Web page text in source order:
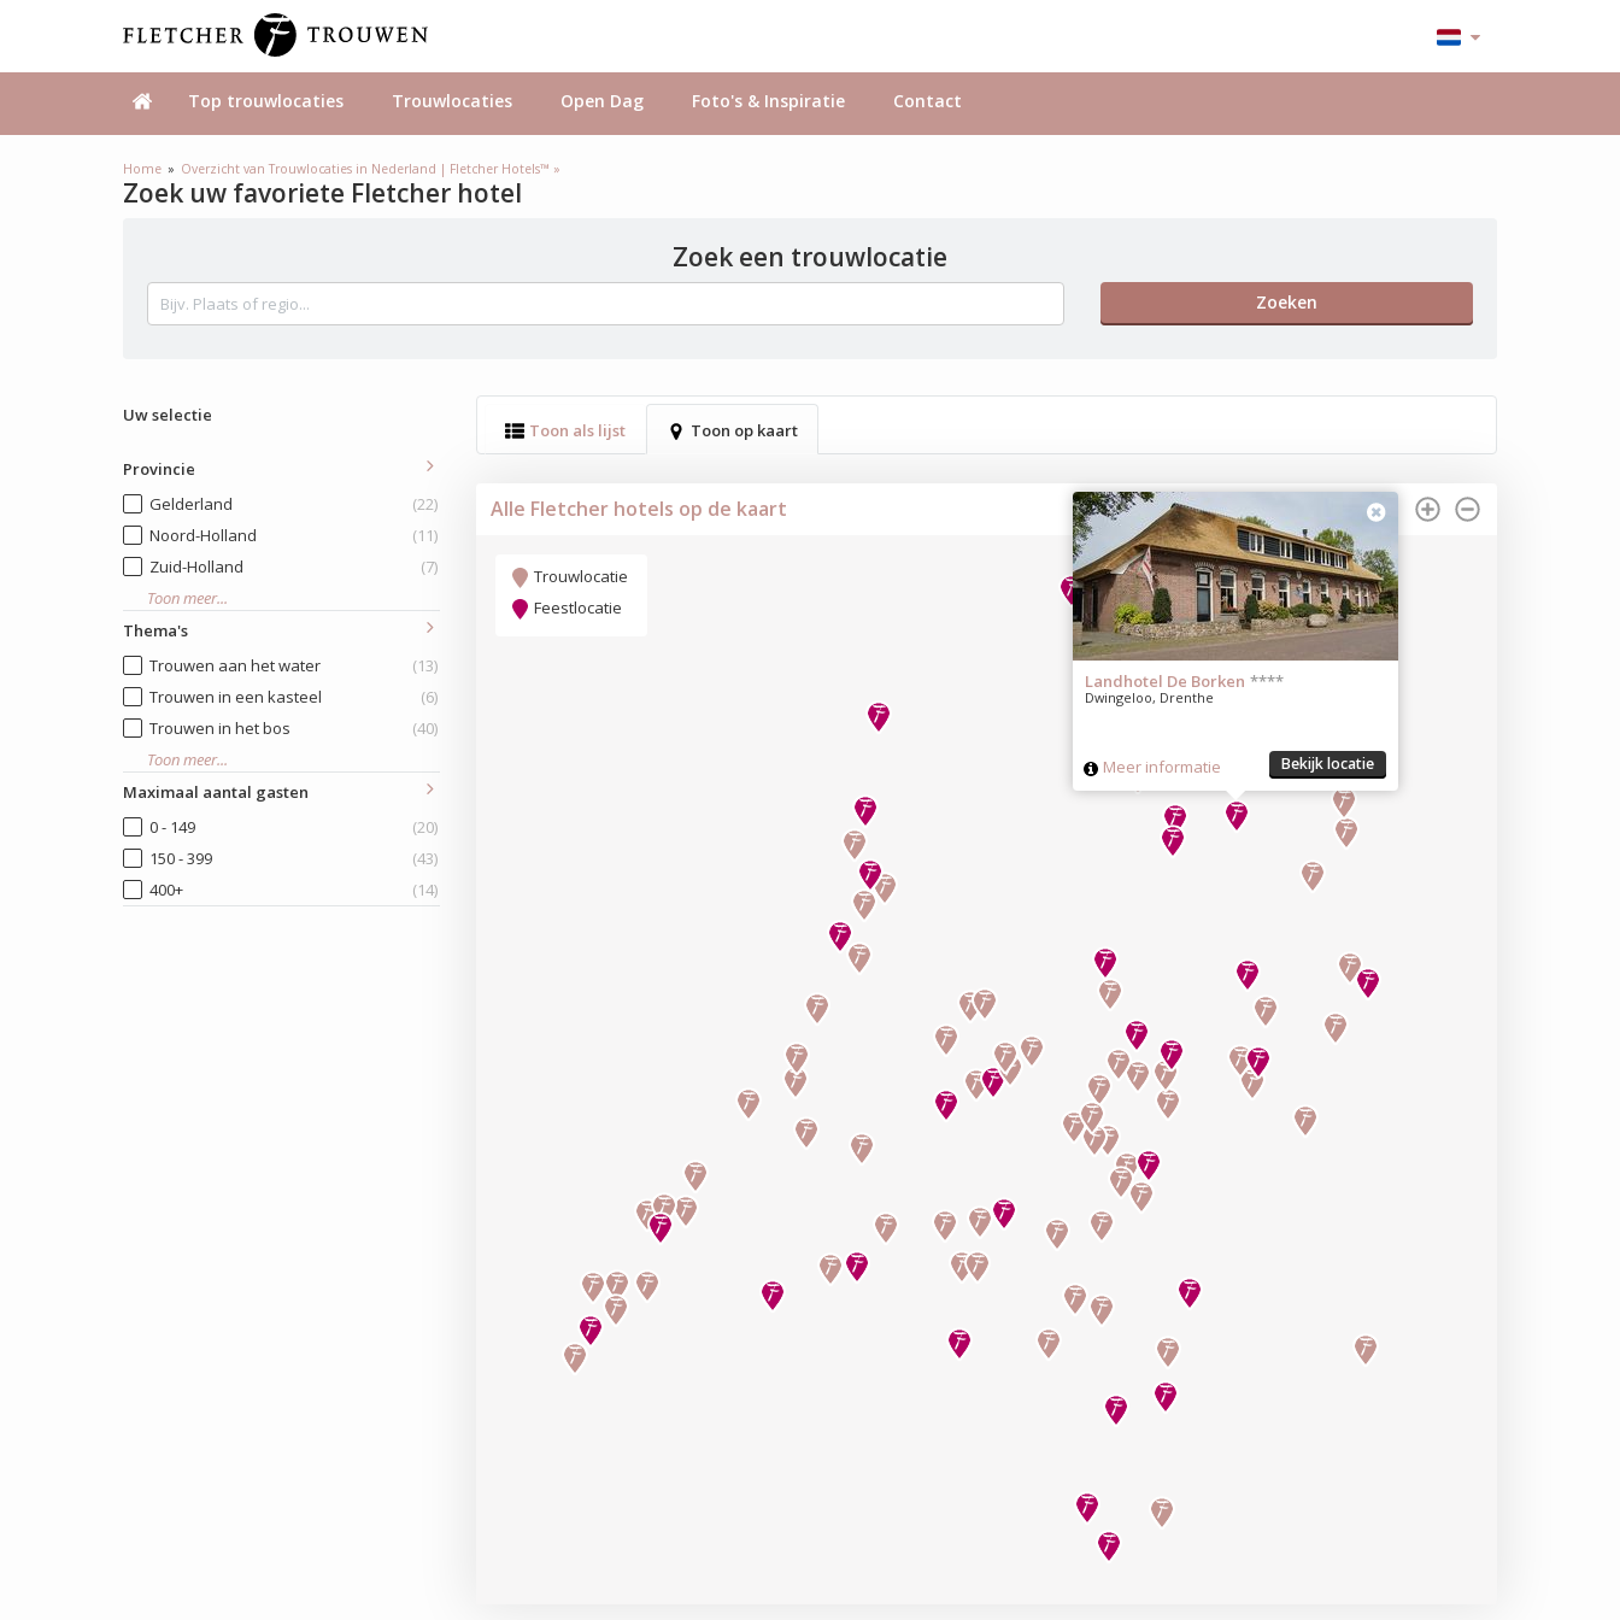
Top trouwlocaties Trouwlocaties Open Dag Foto's & Inspiratie Contact
Home Overzicht van Trouwlocaties in Nederland | Fletcher Hotels™ »
Zoek uw favoriete Fletcher hotel
Zoek een trouwlocatie
Uw selectie
Provincie
Gelderland
(22)
Noord-Holland
(11)
Zuid-Holland
(7)
Toon meer...
Thema's
Trouwen aan het water
(13)
Trouwen in een kasteel
(6)
Trouwen in het bos
(40)
Toon meer...
Maximaal aantal gasten
0 - 149
(20)
150 - 399
(43)
400+
(14)
Toon als lijst Toon op kaart
Alle Fletcher hotels op de kaart
Landhotel De Borken ****
Dwingeloo, Drenthe
Meer informatie Bekijk locatie
Trouwlocatie
Feestlocatie